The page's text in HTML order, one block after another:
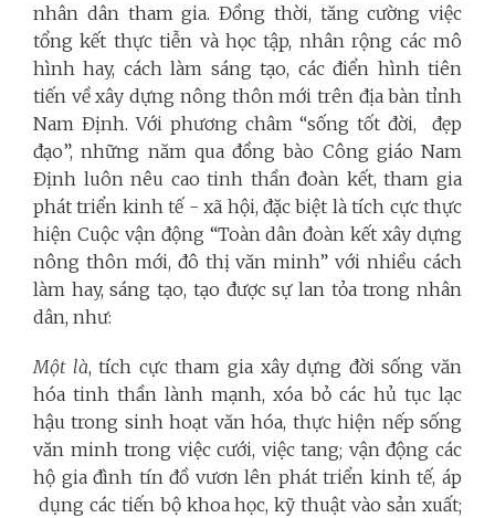
nhân dân tham gia. Đồng thời, tăng cường việc
tổng kết thực tiễn và học tập, nhân rộng các mô
hình hay, cách làm sáng tạo, các điển hình tiên
tiến về xây dựng nông thôn mới trên địa bàn tỉnh
Nam Định. Với phương châm “sống tốt đời, đẹp
đạo”, những năm qua đồng bào Công giáo Nam
Định luôn nêu cao tinh thần đoàn kết, tham gia
phát triển kinh tế - xã hội, đặc biệt là tích cực thực
hiện Cuộc vận động “Toàn dân đoàn kết xây dựng
nông thôn mới, đô thị văn minh” với nhiều cách
làm hay, sáng tạo, tạo được sự lan tỏa trong nhân
dân, như:
Một là, tích cực tham gia xây dựng đời sống văn
hóa tinh thần lành mạnh, xóa bỏ các hủ tục lạc
hậu trong sinh hoạt văn hóa, thực hiện nếp sống
văn minh trong việc cưới, việc tang; vận động các
hộ gia đình tín đồ vươn lên phát triển kinh tế, áp
dụng các tiến bộ khoa học, kỹ thuật vào sản xuất;